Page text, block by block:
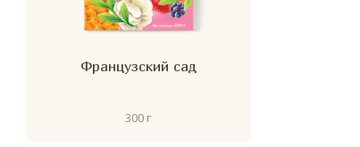
Французский сад
300 г